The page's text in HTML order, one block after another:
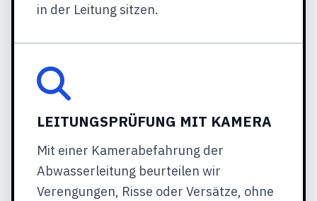
in der Leitung sitzen.
LEITUNGSPRÜFUNG MIT KAMERA
Mit einer Kamerabefahrung der
Abwasserleitung beurteilen wir
Verengungen, Risse oder Versätze, ohne